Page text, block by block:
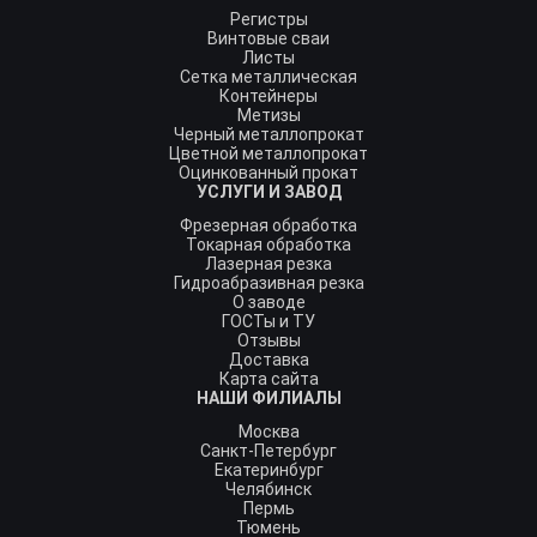
Регистры
Винтовые сваи
Листы
Сетка металлическая
Контейнеры
Метизы
Черный металлопрокат
Цветной металлопрокат
Оцинкованный прокат
УСЛУГИ И ЗАВОД
Фрезерная обработка
Токарная обработка
Лазерная резка
Гидроабразивная резка
О заводе
ГОСТы и ТУ
Отзывы
Доставка
Карта сайта
НАШИ ФИЛИАЛЫ
Москва
Санкт-Петербург
Екатеринбург
Челябинск
Пермь
Тюмень